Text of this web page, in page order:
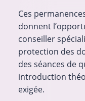
Ces
donnent
conseiller
protection des
des séances de
introduction
exigée.